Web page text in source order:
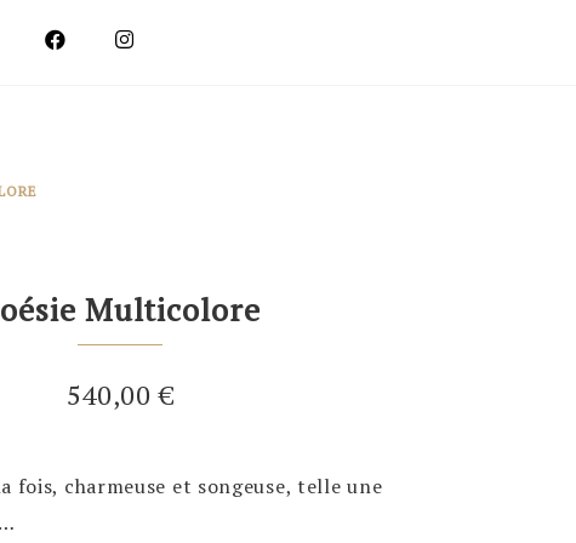
Multicolore
540,00€
fois, charmeuse et songeuse, telle une